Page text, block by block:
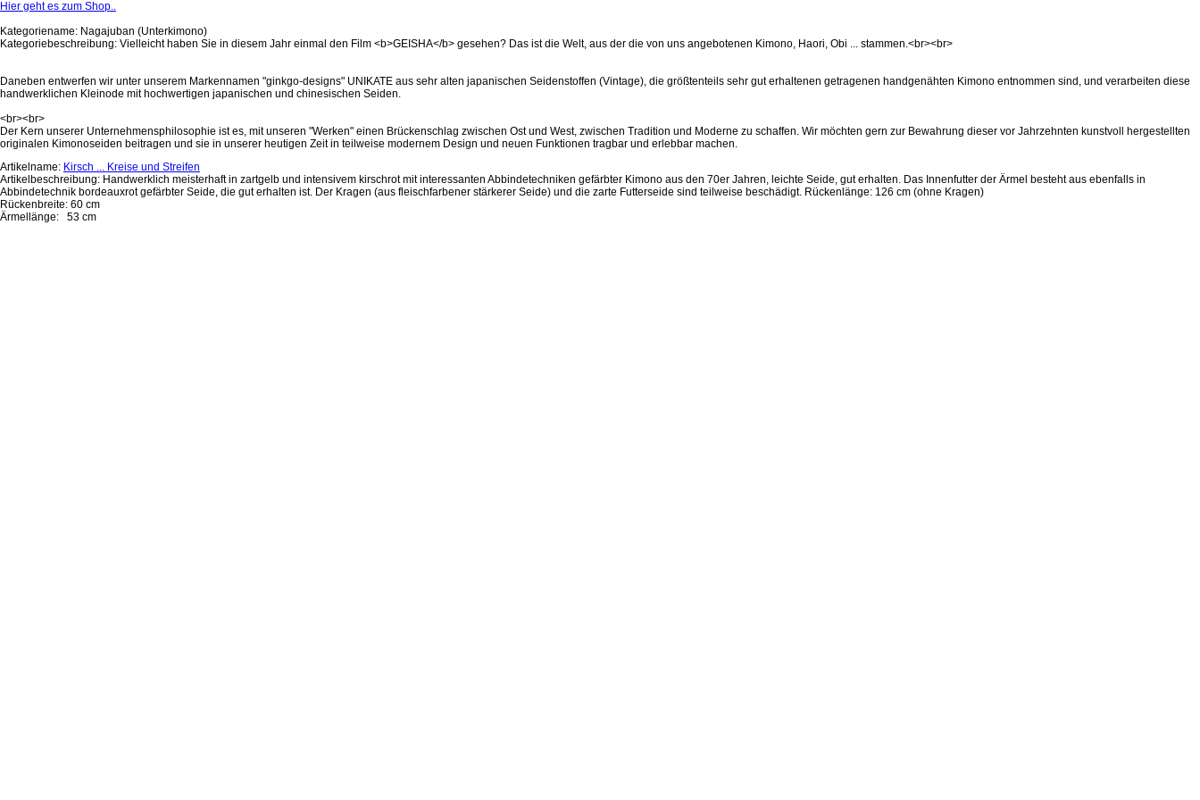
Hier geht es zum Shop..
Kategoriename: Nagajuban (Unterkimono)
Kategoriebeschreibung: Vielleicht haben Sie in diesem Jahr einmal den Film <b>GEISHA</b> gesehen? Das ist die Welt, aus der die von uns angebotenen Kimono, Haori, Obi ... stammen.<br><br>
Daneben entwerfen wir unter unserem Markennamen "ginkgo-designs" UNIKATE aus sehr alten japanischen Seidenstoffen (Vintage), die größtenteils sehr gut erhaltenen getragenen handgenähten Kimono entnommen sind, und verarbeiten diese
handwerklichen Kleinode mit hochwertigen japanischen und chinesischen Seiden.
<br><br>
Der Kern unserer Unternehmensphilosophie ist es, mit unseren "Werken" einen Brückenschlag zwischen Ost und West, zwischen Tradition und Moderne zu schaffen. Wir möchten gern zur Bewahrung dieser vor Jahrzehnten kunstvoll hergestellten
originalen Kimonoseiden beitragen und sie in unserer heutigen Zeit in teilweise modernem Design und neuen Funktionen tragbar und erlebbar machen.
Artikelname: Kirsch ... Kreise und Streifen
Artikelbeschreibung: Handwerklich meisterhaft in zartgelb und intensivem kirschrot mit interessanten Abbindetechniken gefärbter Kimono aus den 70er Jahren, leichte Seide, gut erhalten. Das Innenfutter der Ärmel besteht aus ebenfalls in
Abbindetechnik bordeauxrot gefärbter Seide, die gut erhalten ist. Der Kragen (aus fleischfarbener stärkerer Seide) und die zarte Futterseide sind teilweise beschädigt. Rückenlänge: 126 cm (ohne Kragen)
Rückenbreite: 60 cm
Ärmellänge: 53 cm